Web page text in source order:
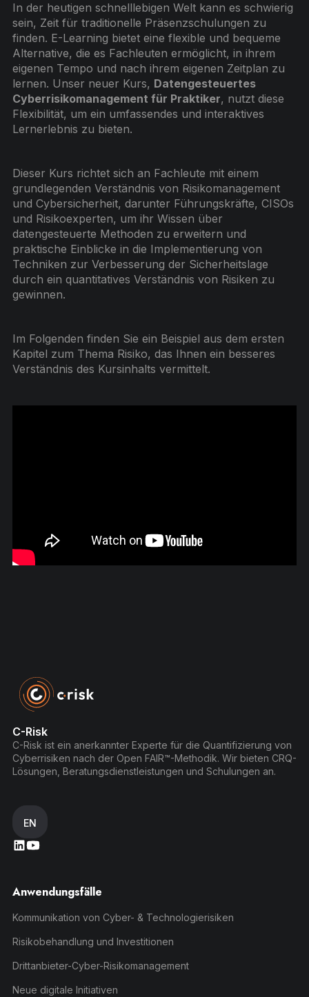
In der heutigen schnelllebigen Welt kann es schwierig
sein, Zeit für traditionelle Präsenzschulungen zu
finden. E-Learning bietet eine flexible und bequeme
Alternative, die es Fachleuten ermöglicht, in ihrem
eigenen Tempo und nach ihrem eigenen Zeitplan zu
lernen. Unser neuer Kurs, Datengesteuertes
Cyberrisikomanagement für Praktiker, nutzt diese
Flexibilität, um ein umfassendes und interaktives
Lernerlebnis zu bieten.
Dieser Kurs richtet sich an Fachleute mit einem
grundlegenden Verständnis von Risikomanagement
und Cybersicherheit, darunter Führungskräfte, CISOs
und Risikoexperten, um ihr Wissen über
datengesteuerte Methoden zu erweitern und
praktische Einblicke in die Implementierung von
Techniken zur Verbesserung der Sicherheitslage
durch ein quantitatives Verständnis von Risiken zu
gewinnen.
Im Folgenden finden Sie ein Beispiel aus dem ersten
Kapitel zum Thema Risiko, das Ihnen ein besseres
Verständnis des Kursinhalts vermittelt.
C-Risk
C-Risk ist ein anerkannter Experte für die Quantifizierung von
Cyberrisiken nach der Open FAIR™-Methodik. Wir bieten CRQ-
Lösungen, Beratungsdienstleistungen und Schulungen an.
EN
Anwendungsfälle
Kommunikation von Cyber- & Technologierisiken
Risikobehandlung und Investitionen
Drittanbieter-Cyber-Risikomanagement
Neue digitale Initiativen